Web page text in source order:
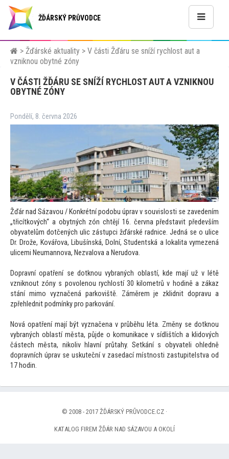
ŽĎÁRSKÝ PRŮVODCE
> Žďárské aktuality > V části Žďáru se sníží rychlost aut a
vzniknou obytné zóny
V ČÁSTI ŽĎÁRU SE SNÍŽÍ RYCHLOST AUT A VZNIKNOU
OBYTNÉ ZÓNY
Pondělí, 8. června 2026
Žďár nad Sázavou / Konkrétní podobu úprav v souvislosti se zavedením
„třicítkových“ a obytných zón chtějí 16. června představit především
obyvatelům dotčených ulic zástupci žďárské radnice. Jedná se o ulice
Dr. Drože, Kovářova, Libušínská, Dolní, Studentská a lokalita vymezená
ulicemi Neumannova, Nezvalova a Nerudova.
Dopravní opatření se dotknou vybraných oblastí, kde mají už v létě
vzniknout zóny s povolenou rychlostí 30 kilometrů v hodině a zákaz
stání mimo vyznačená parkoviště. Záměrem je zklidnit dopravu a
zpřehlednit podmínky pro parkování.
Nová opatření mají být vyznačena v průběhu léta. Změny se dotknou
vybraných oblastí města, půjde o komunikace v sídlištích a klidových
částech města, nikoliv hlavní průtahy. Setkání s obyvateli ohledně
dopravních úprav se uskuteční v zasedací místnosti zastupitelstva od
17 hodin.
© 2008 - 2017 ŽĎÁRSKÝ PRŮVODCE.CZ ·
KATALOG FIREM ŽĎÁR NAD SÁZAVOU A OKOLÍ